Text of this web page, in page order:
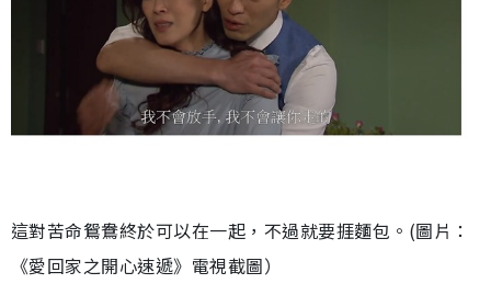
這對苦命鴛鴦終於可以在一起，不過就要捱麵包。(圖片：
《愛回家之開心速遞》電視截圖）